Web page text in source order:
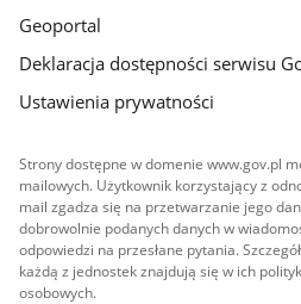
Geoportal
Deklaracja dostępności serwisu
Ustawienia prywatności
Strony dostępne w domenie www.gov.pl
mailowych. Użytkownik korzystający z
mail zgadza się na przetwarzanie jego
dobrowolnie podanych danych w
odpowiedzi na przesłane pytania.
każdą z jednostek znajdują się w ich
osobowych.